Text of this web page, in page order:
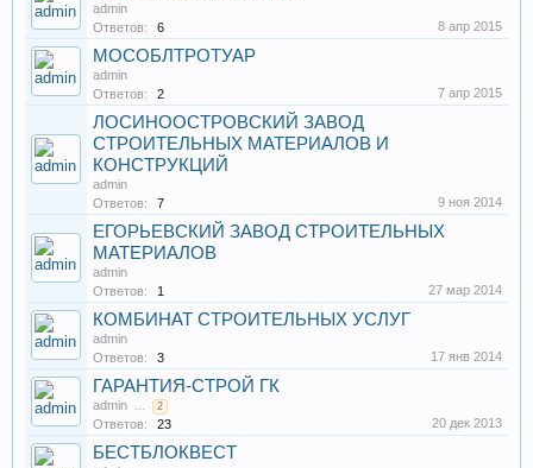
admin
Ответов:
6 8 апр 2015
МОСОБЛТРОТУАР
admin
Ответов:
2 7 апр 2015
ЛОСИНООСТРОВСКИЙ ЗАВОД
СТРОИТЕЛЬНЫХ МАТЕРИАЛОВ И
КОНСТРУКЦИЙ
admin
Ответов:
7 9 ноя 2014
ЕГОРЬЕВСКИЙ ЗАВОД СТРОИТЕЛЬНЫХ
МАТЕРИАЛОВ
admin
Ответов:
1 27 мар 2014
КОМБИНАТ СТРОИТЕЛЬНЫХ УСЛУГ
admin
Ответов:
3 17 янв 2014
ГАРАНТИЯ-СТРОЙ ГК
admin ... 2
Ответов: 23 20 дек 2013
БЕСТБЛОКВЕСТ